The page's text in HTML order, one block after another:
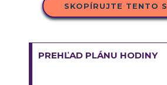
SKOPÍRUJTE TENTO
PREHĽAD PLÁNU HODINY